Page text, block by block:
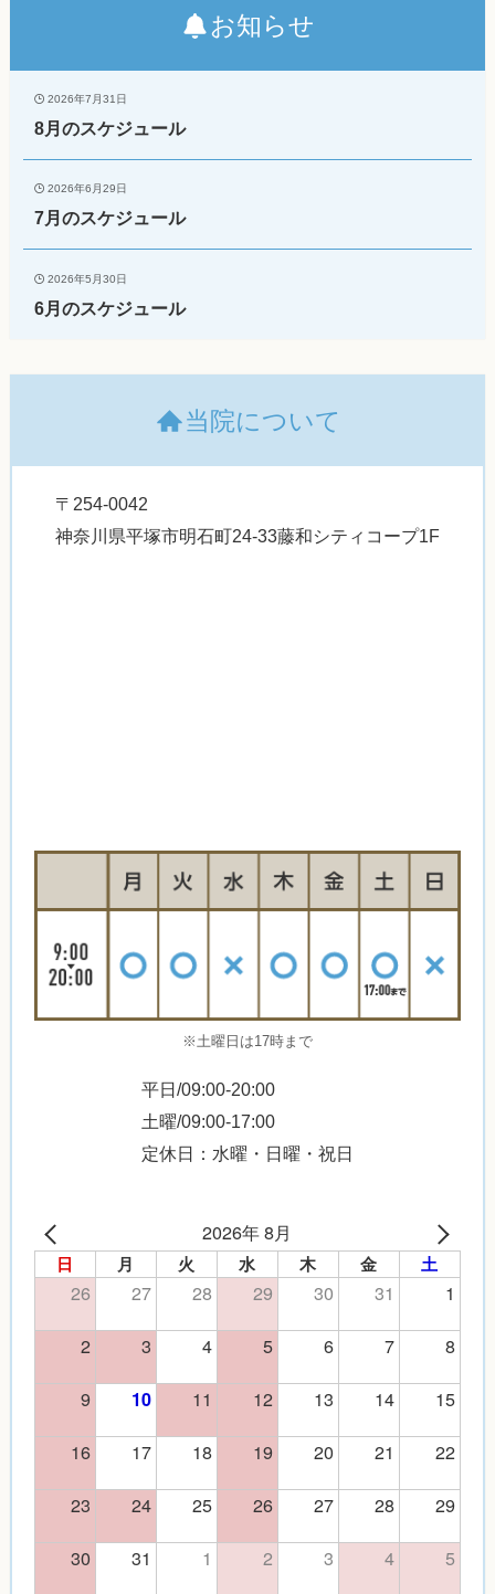
お知らせ
2026年7月31日
8月のスケジュール
2026年6月29日
7月のスケジュール
2026年5月30日
6月のスケジュール
当院について
〒254-0042
神奈川県平塚市明石町24-33藤和シティコープ1F
※土曜日は17時まで
平日/09:00-20:00
土曜/09:00-17:00
定休日：水曜・日曜・祝日
2026年 8月
日 月 火 水 木 金 土
26 27 28 29 30 31
1
2
3 4 5 6 7
8
9
10 11 12 13 14
15
16
17 18 19 20 21
22
23
24 25 26 27 28
29
30
31 1 2 3 4 5